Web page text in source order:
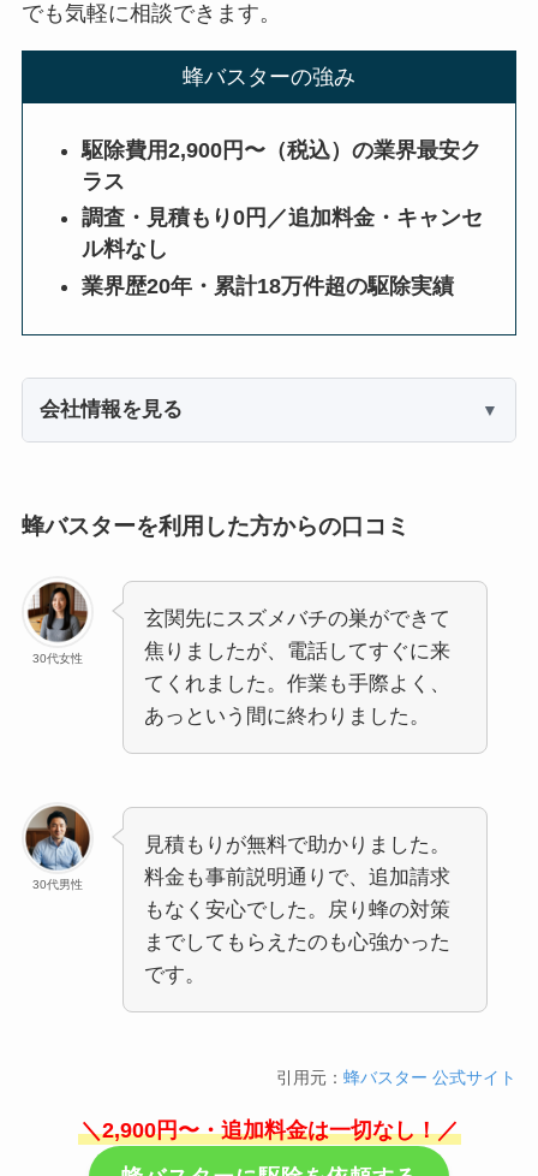
でも気軽に相談できます。
蜂バスターの強み
駆除費用2,900円〜（税込）の業界最安ク
ラス
調査・見積もり0円／追加料金・キャンセ
ル料なし
業界歴20年・累計18万件超の駆除実績
会社情報を見る
蜂バスターを利用した方からの口コミ
30代女性
玄関先にスズメバチの巣ができて
焦りましたが、電話してすぐに来
てくれました。作業も手際よく、
あっという間に終わりました。
30代男性
見積もりが無料で助かりました。
料金も事前説明通りで、追加請求
もなく安心でした。戻り蜂の対策
までしてもらえたのも心強かった
です。
引用元：蜂バスター 公式サイト
＼2,900円〜・追加料金は一切なし！／